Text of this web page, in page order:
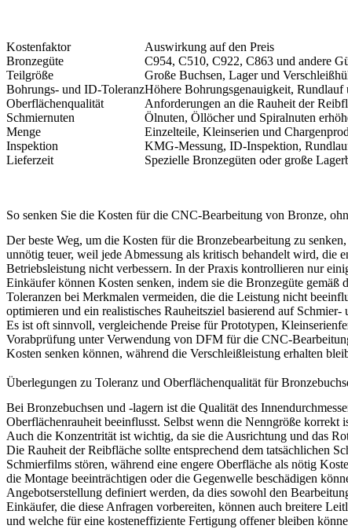
Kostenfaktor
Auswirkung auf den Preis
Bronzegüte
C954, C510, C922, C863 und andere
Teilgröße
Große Buchsen, Lager und
Bohrungs- und ID-ToleranzHöhere Bohrungsgenauigkeit,
Oberflächenqualität
Anforderungen an die Rauheit der
Schmiernuten
Ölnuten, Öllöcher und Spiralnuten
Menge
Einzelteile, Kleinserien und
Inspektion
KMG-Messung, ID-Inspektion,
Lieferzeit
Spezielle Bronzegüten oder große
So senken Sie die Kosten für die CNC-Bearbeitung von Bronze,
Der beste Weg, um die Kosten für die Bronzebearbeitung zu
unnötig teuer, weil jede Abmessung als kritisch behandelt wird, die
Betriebsleistung nicht verbessern. In der Praxis kontrollieren nur
Einkäufer können Kosten senken, indem sie die Bronzegüte
Toleranzen bei Merkmalen vermeiden, die die Leistung nicht
optimieren und ein realistisches Rauheitsziel basierend auf
Es ist oft sinnvoll, vergleichende Preise für Prototypen,
Vorabprüfung unter Verwendung von DFM für die CNC-
Kosten senken können, während die Verschleißleistung erhalten
Überlegungen zu Toleranz und Oberflächenqualität für
Bei Bronzebuchsen und -lagern ist die Qualität des
Oberflächenrauheit beeinflusst. Selbst wenn die Nenngröße korrekt
Auch die Konzentrität ist wichtig, da sie die Ausrichtung und das
Die Rauheit der Reibfläche sollte entsprechend dem tatsächlichen
Schmierfilms stören, während eine engere Oberfläche als nötig
die Montage beeinträchtigen oder die Gegenwelle beschädigen
Angebotserstellung definiert werden, da dies sowohl den
Einkäufer, die diese Anfragen vorbereiten, können auch breitere
und welche für eine kosteneffiziente Fertigung offener bleiben